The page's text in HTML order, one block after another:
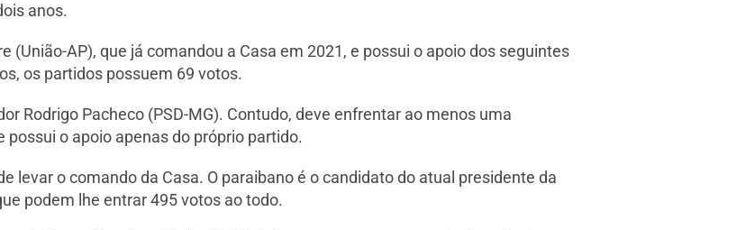
anos.
(União-AP), que já comandou a Casa em 2021, e possui o apoio dos seguintes
os partidos possuem 69 votos.
Rodrigo Pacheco (PSD-MG). Contudo, deve enfrentar ao menos uma
possui o apoio apenas do próprio partido.
levar o comando da Casa. O paraibano é o candidato do atual presidente da
podem lhe entrar 495 votos ao todo.